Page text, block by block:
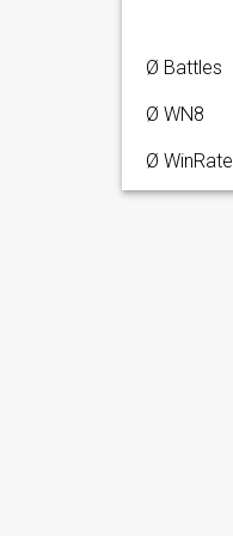
Ø Battles
Ø WN8
Ø WinRate